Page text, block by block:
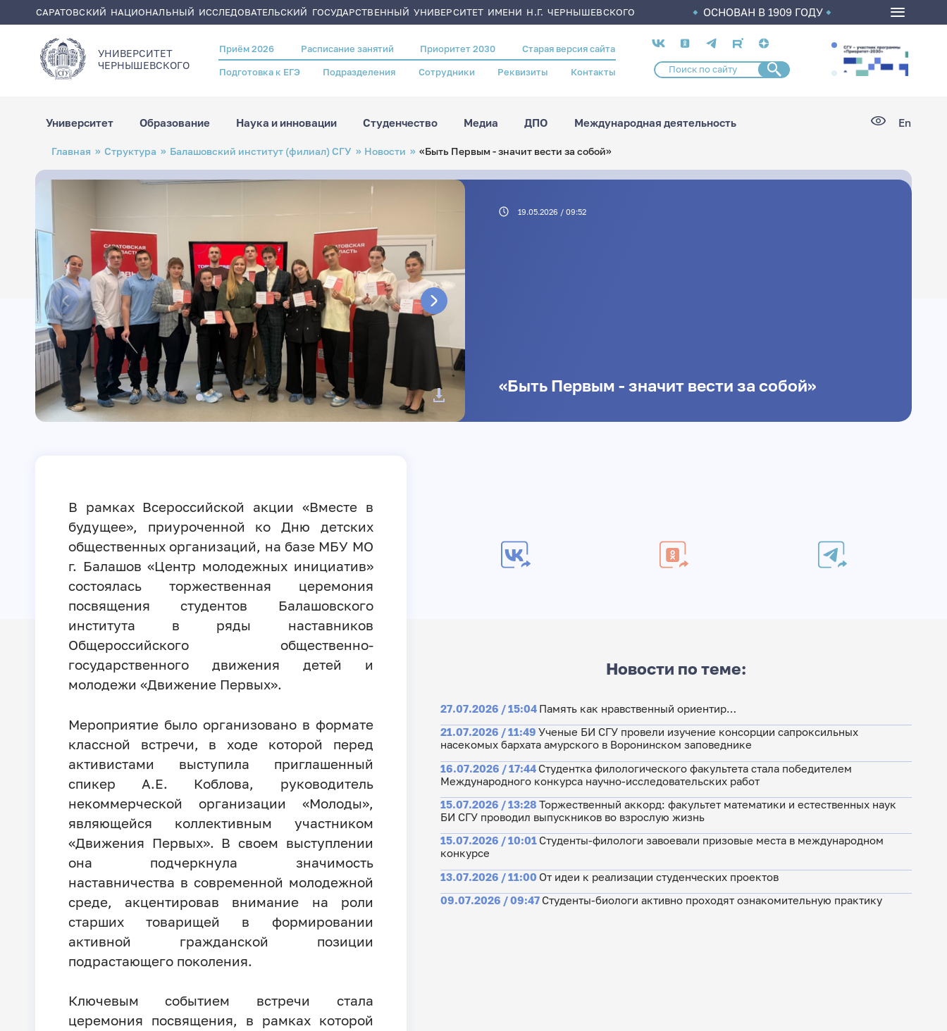
содержанию
САРАТОВСКИЙ НАЦИОНАЛЬНЫЙ ИССЛЕДОВАТЕЛЬСКИЙ ГОСУДАРСТВЕННЫЙ УНИВЕРСИТЕТ ИМЕНИ Н.Г. ЧЕРНЫШЕВСКОГО ОСНОВАН В 1909 ГОДУ
УНИВЕРСИТЕТ
ЧЕРНЫШЕВСКОГO
Header
menu
Приём 2026 Расписание занятий Приоритет 2030 Старая версия сайта
Подготовка к ЕГЭ Подразделения Сотрудники Реквизиты Контакты
Социальные
сети
Университет Образование Наука и инновации Студенчество Медиа ДПО Международная деятельность En
Строка
навигации
Главная Структура Балашовский институт (филиал) СГУ Новости «Быть Первым - значит вести за собой»
19.05.2026 / 09:52
«Быть Первым - значит вести за собой»
В рамках Всероссийской акции «Вместе в
будущее», приуроченной ко Дню детских
общественных организаций, на базе МБУ МО
г. Балашов «Центр молодежных инициатив»
состоялась торжественная церемония
посвящения студентов Балашовского
института в ряды наставников
Общероссийского общественно-
государственного движения детей и
молодежи «Движение Первых».
Мероприятие было организовано в формате
классной встречи, в ходе которой перед
активистами выступила приглашенный
спикер А.Е. Коблова, руководитель
некоммерческой организации «Молоды»,
являющейся коллективным участником
«Движения Первых». В своем выступлении
она подчеркнула значимость
наставничества в современной молодежной
среде, акцентировав внимание на роли
старших товарищей в формировании
активной гражданской позиции
подрастающего поколения.
Ключевым событием встречи стала
церемония посвящения, в рамках которой
Новости по теме:
27.07.2026 / 15:04 Память как нравственный ориентир…
21.07.2026 / 11:49 Ученые БИ СГУ провели изучение консорции сапроксильных
насекомых бархата амурского в Воронинском заповеднике
16.07.2026 / 17:44 Студентка филологического факультета стала победителем
Международного конкурса научно-исследовательских работ
15.07.2026 / 13:28 Торжественный аккорд: факультет математики и естественных наук
БИ СГУ проводил выпускников во взрослую жизнь
15.07.2026 / 10:01 Студенты-филологи завоевали призовые места в международном
конкурсе
13.07.2026 / 11:00 От идеи к реализации студенческих проектов
09.07.2026 / 09:47 Студенты-биологи активно проходят ознакомительную практику